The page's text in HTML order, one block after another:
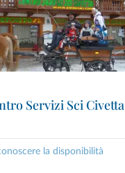
Servizi Sci Civetta
la disponibilità